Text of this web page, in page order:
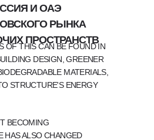
И ОАЭ
РЫНКА
ПРОСТРАНСТВ
OF THIS CAN BE FOUND IN
DESIGN, GREENER
MATERIALS,
STRUCTURE'S ENERGY
BECOMING
HAS ALSO CHANGED